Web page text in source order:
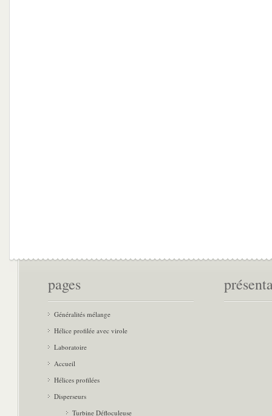
pages
Généralités mélange
Hélice profilée avec virole
Laboratoire
Accueil
Hélices profilées
Disperseurs
Turbine Défloculeuse